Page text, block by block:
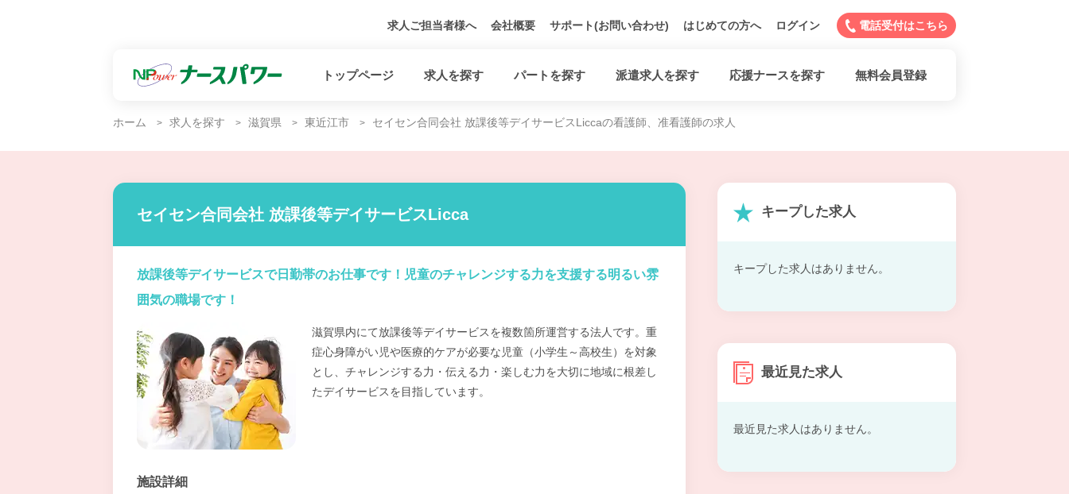
求人ご担当者様へ 会社概要 サポート(お問い合わせ) はじめての方へ ログイン 電話受付はこちら
トップページ 求人を探す パートを探す 派遣求人を探す 応援ナースを探す 無料会員登録
ホーム 求人を探す 滋賀県 東近江市 セイセン合同会社 放課後等デイサービスLiccaの看護師、准看護師の求人
セイセン合同会社 放課後等デイサービスLicca
放課後等デイサービスで日勤帯のお仕事です！児童のチャレンジする力を支援する明るい雰
囲気の職場です！
滋賀県内にて放課後等デイサービスを複数箇所運営する法人です。重
症心身障がい児や医療的ケアが必要な児童（小学生～高校生）を対象
とし、チャレンジする力・伝える力・楽しむ力を大切に地域に根差し
たデイサービスを目指しています。
施設詳細
キープした求人
キープした求人はありません。
最近見た求人
最近見た求人はありません。